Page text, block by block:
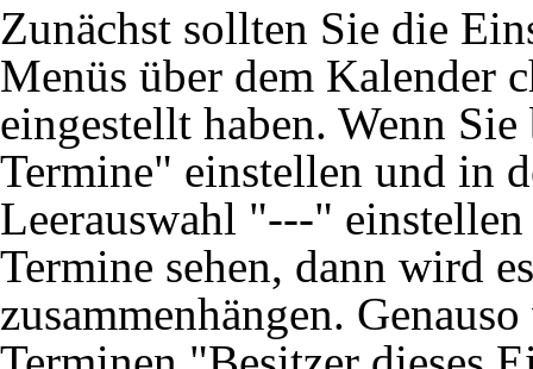
Zunächst sollten Sie die
Menüs über dem Kalender
eingestellt haben. Wenn
Termine" einstellen und in
Leerauswahl "---"
Termine sehen, dann wird
zusammenhängen.